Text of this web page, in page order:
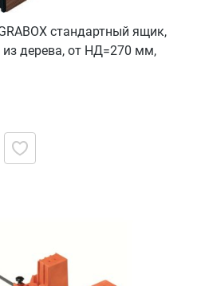
стандартный ящик,
из дерева, от НД=270 мм,
терра-черный